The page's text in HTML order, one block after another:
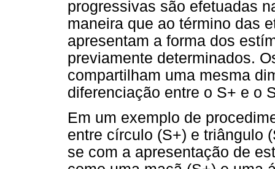
progressivas são efetuadas
maneira que ao término das
apresentam a forma dos
previamente determinados.
compartilham uma mesma
diferenciação entre o S+ e o
Em um exemplo de
entre círculo (S+) e triângulo
se com a apresentação de